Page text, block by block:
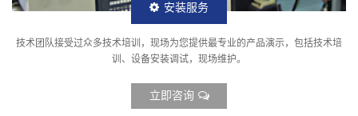
安装服务
技术团队接受过众多技术培训，现场为您提供最专业的产品演示，包括技术培
训、设备安装调试，现场维护。
立即咨询